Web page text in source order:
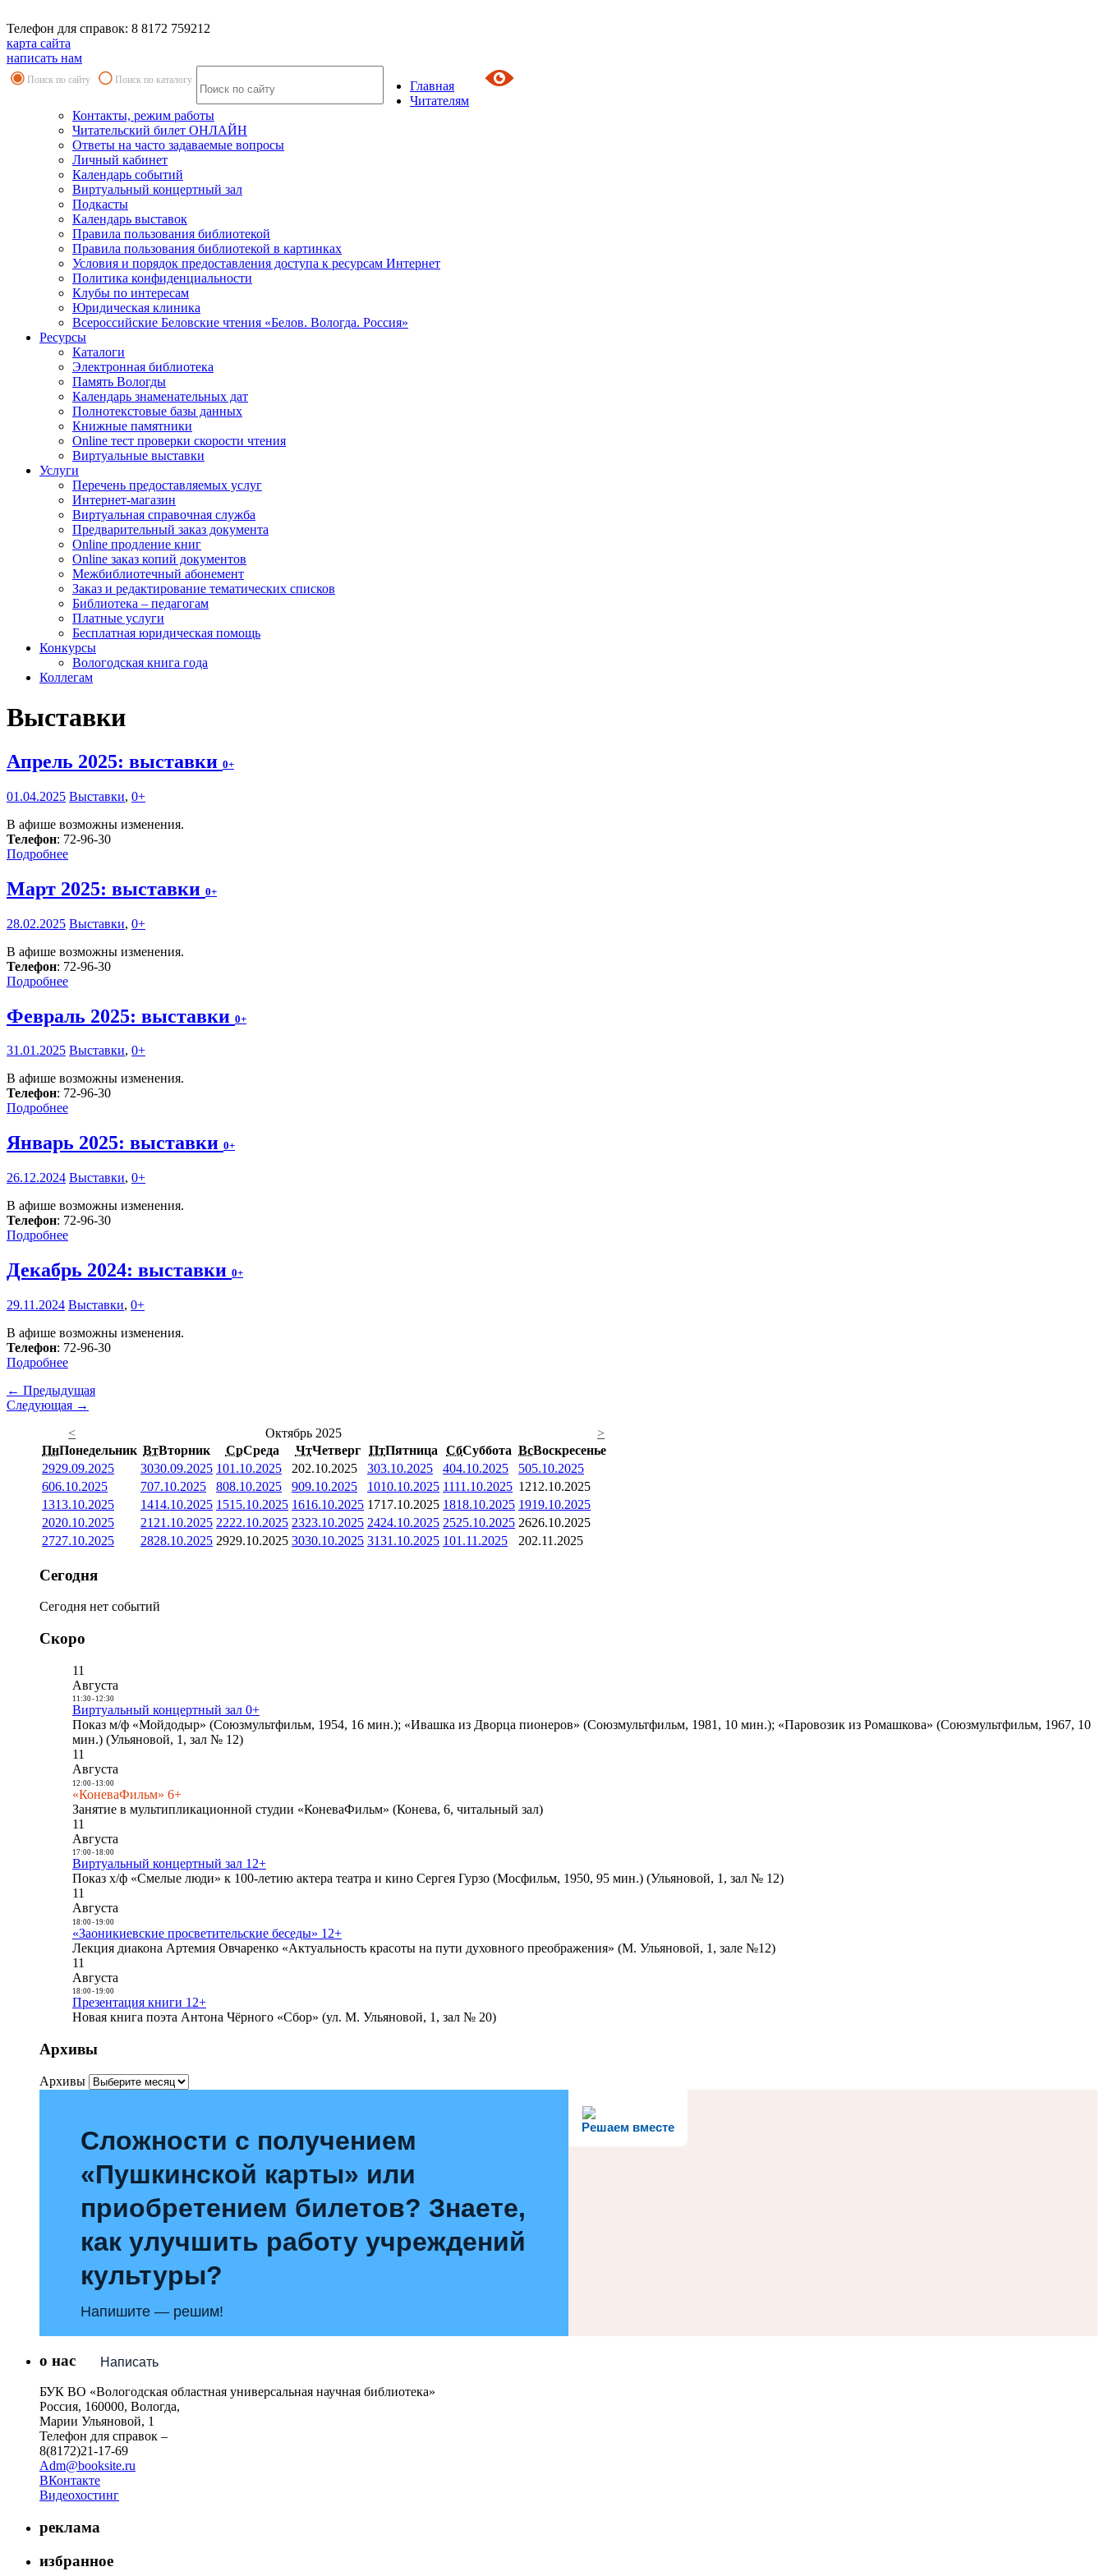
Телефон для справок: 8 8172 759212
карта сайта
написать нам
Поиск по сайту Поиск по каталогу
Главная
Читателям
Контакты, режим работы
Читательский билет ОНЛАЙН
Ответы на часто задаваемые вопросы
Личный кабинет
Календарь событий
Виртуальный концертный зал
Подкасты
Календарь выставок
Правила пользования библиотекой
Правила пользования библиотекой в картинках
Условия и порядок предоставления доступа к ресурсам Интернет
Политика конфиденциальности
Клубы по интересам
Юридическая клиника
Всероссийские Беловские чтения «Белов. Вологда. Россия»
Ресурсы
Каталоги
Электронная библиотека
Память Вологды
Календарь знаменательных дат
Полнотекстовые базы данных
Книжные памятники
Online тест проверки скорости чтения
Виртуальные выставки
Услуги
Перечень предоставляемых услуг
Интернет-магазин
Виртуальная справочная служба
Предварительный заказ документа
Online продление книг
Online заказ копий документов
Межбиблиотечный абонемент
Заказ и редактирование тематических списков
Библиотека – педагогам
Платные услуги
Бесплатная юридическая помощь
Конкурсы
Вологодская книга года
Коллегам
Выставки
Апрель 2025: выставки 0+
01.04.2025 Выставки, 0+
В афише возможны изменения.
Телефон: 72-96-30
Подробнее
Март 2025: выставки 0+
28.02.2025 Выставки, 0+
В афише возможны изменения.
Телефон: 72-96-30
Подробнее
Февраль 2025: выставки 0+
31.01.2025 Выставки, 0+
В афише возможны изменения.
Телефон: 72-96-30
Подробнее
Январь 2025: выставки 0+
26.12.2024 Выставки, 0+
В афише возможны изменения.
Телефон: 72-96-30
Подробнее
Декабрь 2024: выставки 0+
29.11.2024 Выставки, 0+
В афише возможны изменения.
Телефон: 72-96-30
Подробнее
← Предыдущая
Следующая →
<
Октябрь 2025
>
ПнПонедельник ВтВторник СрСреда ЧтЧетверг ПтПятница СбСуббота ВсВоскресенье
2929.09.2025 3030.09.2025 101.10.2025 202.10.2025 303.10.2025 404.10.2025 505.10.2025
606.10.2025 707.10.2025 808.10.2025 909.10.2025 1010.10.2025 1111.10.2025 1212.10.2025
1313.10.2025 1414.10.2025 1515.10.2025 1616.10.2025 1717.10.2025 1818.10.2025 1919.10.2025
2020.10.2025 21 21.10.2025 2222.10.2025 2323.10.2025 2424.10.2025 2525.10.2025 2626.10.2025
2727.10.2025 2828.10.2025 2929.10.2025 3030.10.2025 3131.10.2025 101.11.2025 202.11.2025
Сегодня
Сегодня нет событий
Скоро
11
Августа
11:30- 12:30
Виртуальный концертный зал 0+
Показ м/ф «Мойдодыр» (Союзмультфильм, 1954, 16 мин.); «Ивашка из Дворца пионеров» (Союзмультфильм, 1981, 10 мин.); «Паровозик из Ромашкова» (Союзмультфильм, 1967, 10
мин.) (Ульяновой, 1, зал № 12)
11
Августа
12:00- 13:00
«КоневаФильм» 6+
Занятие в мультипликационной студии «КоневаФильм» (Конева, 6, читальный зал)
11
Августа
17:00- 18:00
Виртуальный концертный зал 12+
Показ х/ф «Смелые люди» к 100-летию актера театра и кино Сергея Гурзо (Мосфильм, 1950, 95 мин.) (Ульяновой, 1, зал № 12)
11
Августа
18:00- 19:00
«Заоникиевские просветительские беседы» 12+
Лекция диакона Артемия Овчаренко «Актуальность красоты на пути духовного преображения» (М. Ульяновой, 1, зале №12)
11
Августа
18:00- 19:00
Презентация книги 12+
Новая книга поэта Антона Чёрного «Сбор» (ул. М. Ульяновой, 1, зал № 20)
Архивы
Архивы
Решаем вместе
Сложности с получением
«Пушкинской карты» или
приобретением билетов? Знаете,
как улучшить работу учреждений
культуры?
Напишите — решим!
Написать
о нас
БУК ВО «Вологодская областная универсальная научная библиотека»
Россия, 160000, Вологда,
Марии Ульяновой, 1
Телефон для справок –
8(8172)21-17-69
Adm@booksite.ru
ВКонтакте
Видеохостинг
реклама
избранное